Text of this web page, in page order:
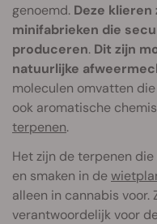
genoemd. Deze
minifabrieken die
produceren. Dit zijn
natuurlijke
moleculen omvatten
ook aromatische
terpenen.
Het zijn de terpenen
en smaken in de
alleen in cannabis voor.
verantwoordelijk voor